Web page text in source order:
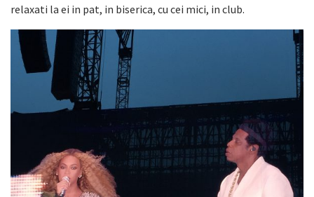
relaxati la ei in pat, in biserica, cu cei mici, in club.